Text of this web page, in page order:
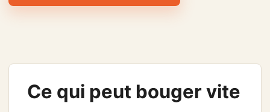
Ce qui peut bouger vite